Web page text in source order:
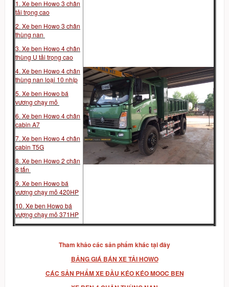
1. Xe ben Howo 3 chân
tải trọng cao
2. Xe ben Howo 3 chân
thùng nan
3. Xe ben Howo 4 chân
thùng U tải trọng cao
4. Xe ben Howo 4 chân
thùng nan loại 10 nhíp
5. Xe ben Howo bá
vương chạy mỏ
6. Xe ben Howo 4 chân
cabin A7
7. Xe ben Howo 4 chân
cabin T5G
8. Xe ben Howo 2 chân
8 tấn
9. Xe ben Howo bá
vương chạy mỏ 420HP
10. Xe ben Howo bá
vượng chạy mỏ 371HP
Tham khảo các sản phẩm khác tại đây
BẢNG GIÁ BÁN XE TẢI HOWO
CÁC SẢN PHẨM XE ĐẦU KÉO KÉO MOOC BEN